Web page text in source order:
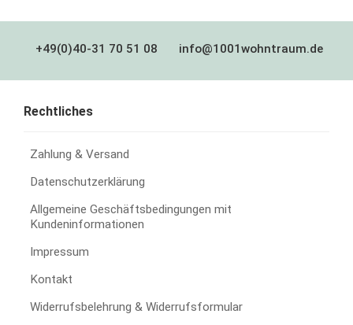
+49(0)40-31 70 51 08 info@1001wohntraum.de
Rechtliches
Zahlung & Versand
Datenschutzerklärung
Allgemeine Geschäftsbedingungen mit
Kundeninformationen
Impressum
Kontakt
Widerrufsbelehrung & Widerrufsformular